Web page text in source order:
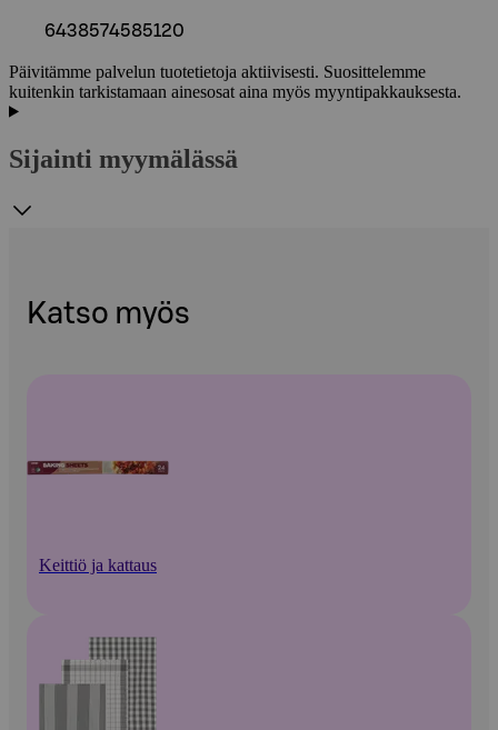
6438574585120
Päivitämme palvelun tuotetietoja aktiivisesti. Suosittelemme
kuitenkin tarkistamaan ainesosat aina myös myyntipakkauksesta.
Sijainti myymälässä
Katso myös
Keittiö ja kattaus